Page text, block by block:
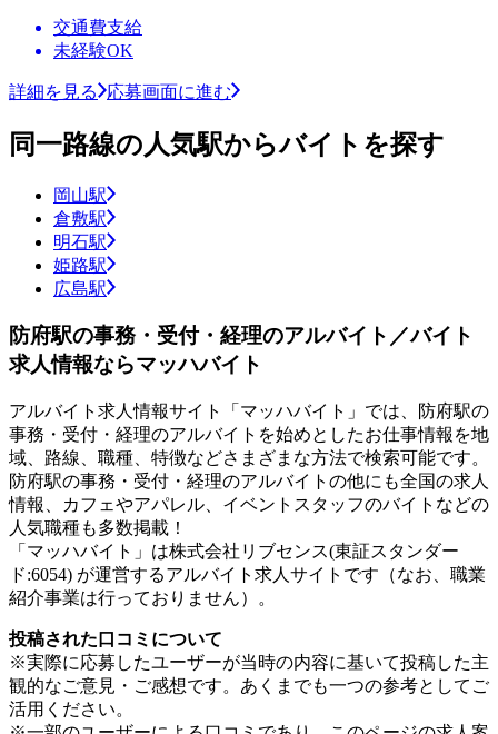
交通費支給
未経験OK
詳細を見る 応募画面に進む
同一路線の人気駅からバイトを探す
岡山駅
倉敷駅
明石駅
姫路駅
広島駅
防府駅の事務・受付・経理のアルバイト／バイト
求人情報ならマッハバイト
アルバイト求人情報サイト「マッハバイト」では、防府駅の
事務・受付・経理のアルバイトを始めとしたお仕事情報を地
域、路線、職種、特徴などさまざまな方法で検索可能です。
防府駅の事務・受付・経理のアルバイトの他にも全国の求人
情報、カフェやアパレル、イベントスタッフのバイトなどの
人気職種も多数掲載！
「マッハバイト」は株式会社リブセンス(東証スタンダー
ド:6054) が運営するアルバイト求人サイトです（なお、職業
紹介事業は行っておりません）。
投稿された口コミについて
※実際に応募したユーザーが当時の内容に基いて投稿した主
観的なご意見・ご感想です。あくまでも一つの参考としてご
活用ください。